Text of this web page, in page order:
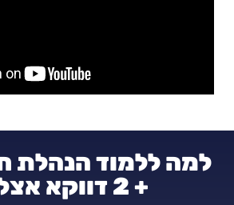
+ 2 דווקא אצלנו?